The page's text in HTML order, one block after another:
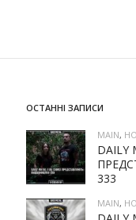
ОСТАННІ ЗАПИСИ
MAIN,
DAILY
333
MAIN,